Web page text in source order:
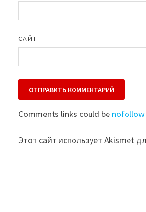
САЙТ
Comments links could be
Этот сайт использует Akismet